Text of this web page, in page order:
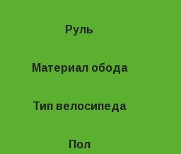
Руль
Материал обода
Тип велосипеда
Пол